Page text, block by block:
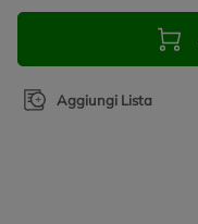
Aggiungi Lista